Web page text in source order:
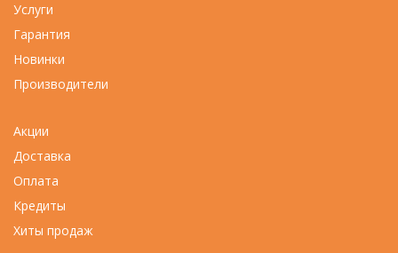
Услуги
Гарантия
Новинки
Производители
Акции
Доставка
Оплата
Кредиты
Хиты продаж